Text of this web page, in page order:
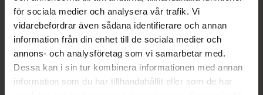
för sociala medier och analysera vår trafik. Vi
vidarebefordrar även sådana identifierare och annan
information från din enhet till de sociala medier och
annons- och analysföretag som vi samarbetar med.
Dessa kan i sin tur kombinera informationen med annan
information som du har tillhandahållit eller som de har
under natten. Använd 2-5 nätter i följd för att
förhöja kurens effekt. OBS! Nagllack ska ej
appliceras över Strength Overnight.
Jämförpris 9900 kr/l
EAN:00000073162384